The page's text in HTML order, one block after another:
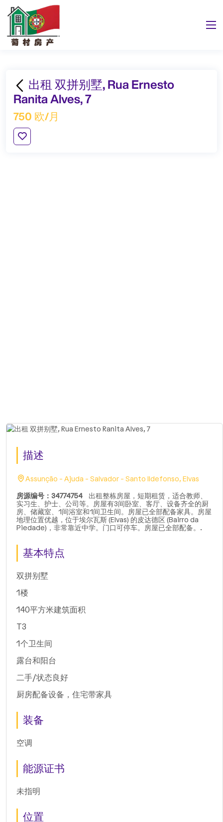
出租 双拼别墅, Rua Ernesto
Ranita Alves, 7
750 欧/月
描述
Assunção - Ajuda - Salvador - Santo Ildefonso, Elvas
房源编号：34774754 出租整栋房屋，短期租赁，适合教师、
实习生、护士、公司等。房屋有3间卧室、客厅、设备齐全的厨
房、储藏室、1间浴室和1间卫生间。房屋已全部配备家具。房屋
地理位置优越，位于埃尔瓦斯 (Elvas) 的皮达德区 (Bairro da
Piedade)，非常靠近中学。门口可停车。房屋已全部配备。.
基本特点
双拼别墅
1楼
140平方米建筑面积
T3
1个卫生间
露台和阳台
二手/状态良好
厨房配备设备，住宅带家具
装备
空调
能源证书
未指明
位置